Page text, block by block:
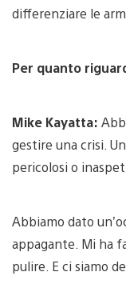
differenziare le
Per quanto
Mike Kayatta:
gestire una crisi.
pericolosi o
Abbiamo dato
appagante. Mi ha
pulire. E ci siamo